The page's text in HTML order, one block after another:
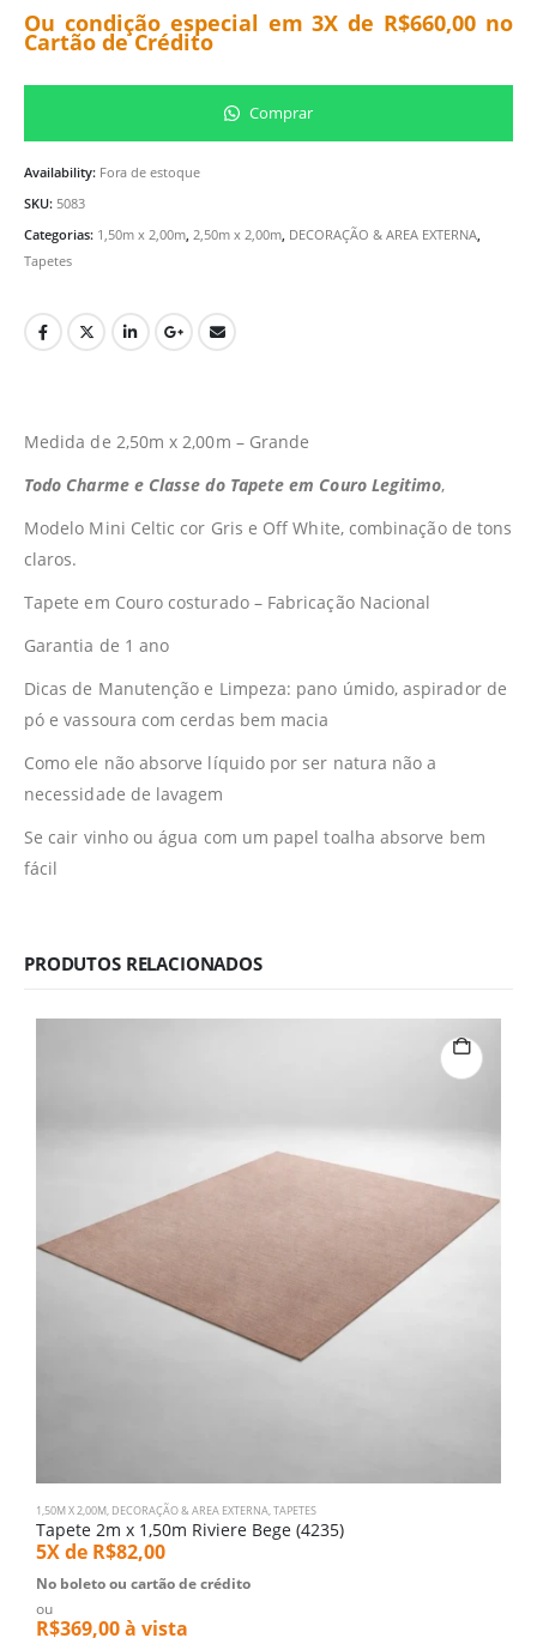
Ou condição especial em 3X de R$660,00 no
Cartão de Crédito
Comprar
Availability: Fora de estoque
SKU: 5083
Categorias: 1,50m x 2,00m 2,50m x 2,00m DECORAÇÃO & AREA EXTERNA
Tapetes
Medida de 2,50m x 2,00m – Grande
Todo Charme e Classe do Tapete em Couro Legitimo,
Modelo Mini Celtic cor Gris e Off White, combinação de tons
claros.
Tapete em Couro costurado – Fabricação Nacional
Garantia de 1 ano
Dicas de Manutenção e Limpeza: pano úmido, aspirador de
pó e vassoura com cerdas bem macia
Como ele não absorve líquido por ser natura não a
necessidade de lavagem
Se cair vinho ou água com um papel toalha absorve bem
fácil
PRODUTOS RELACIONADOS
1,50M X 2,00M, DECORAÇÃO & AREA EXTERNA,TAPETES
Tapete 2m x 1,50m Riviere Bege (4235)
5X de R$82,00
No boleto ou cartão de crédito
ou
R$369,00à vista